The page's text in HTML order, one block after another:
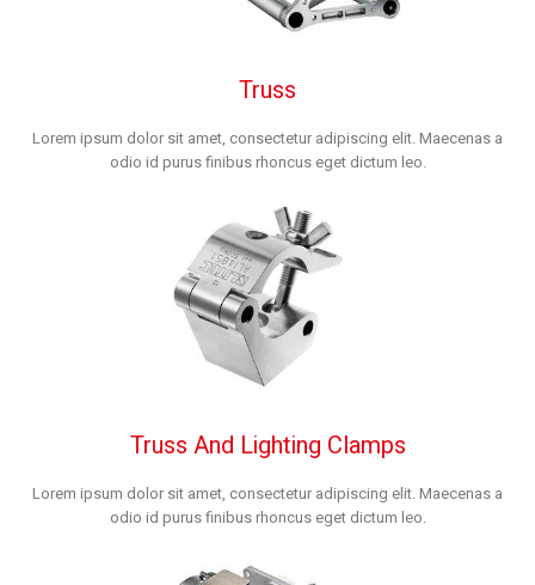
Truss
Lorem ipsum dolor sit amet, consectetur adipiscing elit. Maecenas a
odio id purus finibus rhoncus eget dictum leo.
Truss And Lighting Clamps
Lorem ipsum dolor sit amet, consectetur adipiscing elit. Maecenas a
odio id purus finibus rhoncus eget dictum leo.